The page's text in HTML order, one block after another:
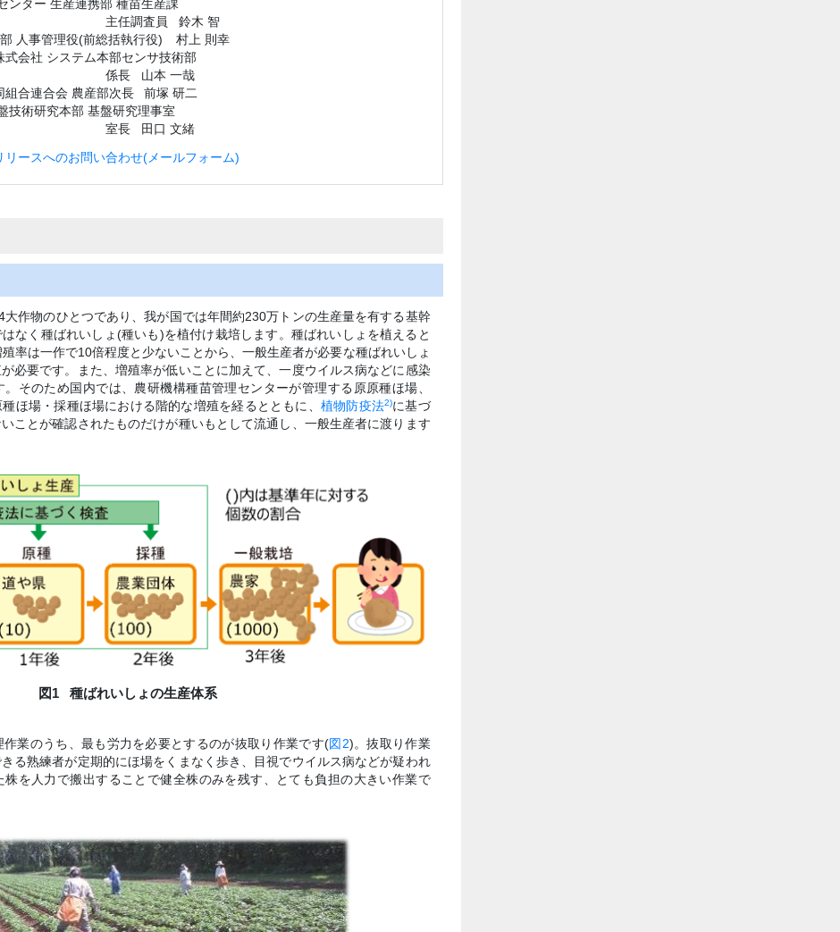
ンター 生産連携部 種苗生産課
主任調査員
鈴木 智
人事管理役(前総括執行役)
村上 則幸
式会社 システム本部センサ技術部
係長
山本 一哉
組合連合会 農産部次長
前塚 研二
技術研究本部 基盤研究理事室
室長
田口 文緒
ースへのお問い合わせ(メールフォーム)
作物のひとつであり、我が国では年間約230万トンの生産量を有する基幹
なく種ばれいしょ(種いも)を植付け栽培します。種ばれいしょを植えると
率は一作で10倍程度と少ないことから、一般生産者が必要な種ばれいしょ
必要です。また、増殖率が低いことに加えて、一度ウイルス病などに感染
そのため国内では、農研機構種苗管理センターが管理する原原種ほ場、
ほ場・採種ほ場における階的な増殖を経るとともに、 植物防疫法2)に基づ
ことが確認されたものだけが種いもとして流通し、一般生産者に渡ります
図1 種ばれいしょの生産体系
業のうち、最も労力を必要とするのが抜取り作業です(図2)。抜取り作業
る熟練者が定期的にほ場をくまなく歩き、目視でウイルス病などが疑われ
を人力で搬出することで健全株のみを残す、とても負担の大きい作業で